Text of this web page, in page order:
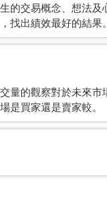
的交易概念、想法
找出績效最好的結果
量的觀察對於未來
是買家還是賣家較。